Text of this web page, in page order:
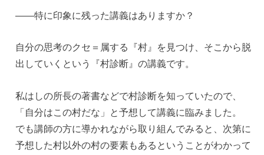
——特に印象に残った講義はありますか？
自分の思考のクセ＝属する『村』を見つけ、そこから脱
出していくという『村診断』の講義です。
私はしの所長の著書などで村診断を知っていたので、
「自分はこの村だな」と予想して講義に臨みました。
でも講師の方に導かれながら取り組んでみると、次第に
予想した村以外の村の要素もあるということがわかって